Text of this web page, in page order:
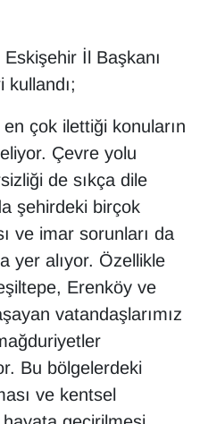
İl Başkanı
en çok ilettiği konuların
Çevre yolu
de sıkça dile
şehirdeki birçok
ve imar sorunları da
yer alıyor. Özellikle
Erenköy ve
vatandaşlarımız
Bu bölgelerdeki
ve kentsel